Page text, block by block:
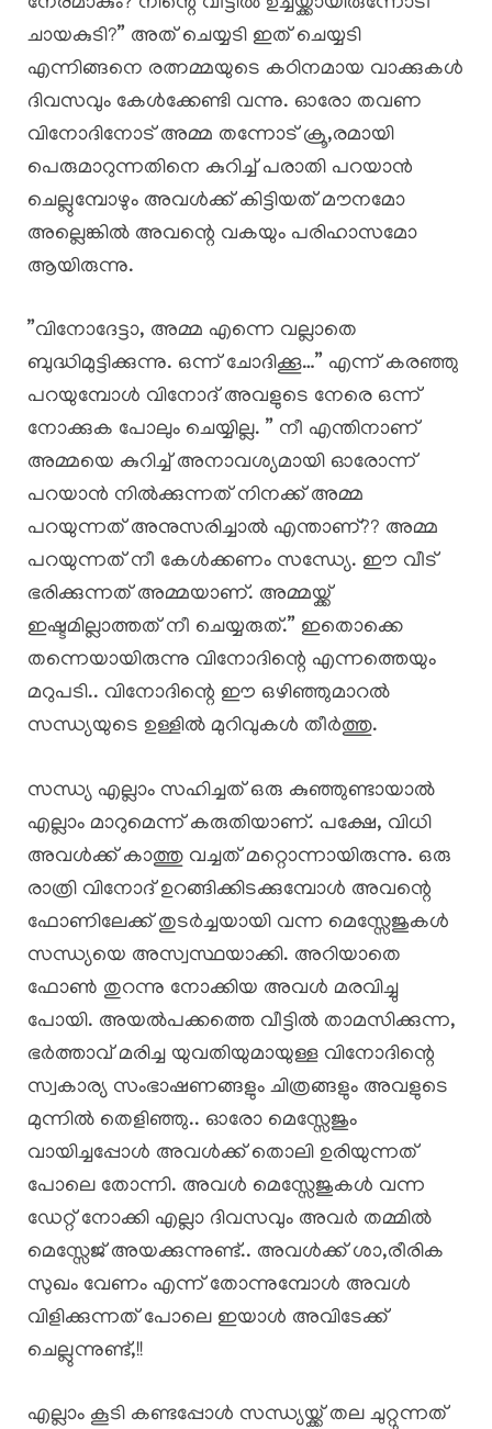
ചായകുടി?” അത് ചെയ്യടി ഇത് ചെയ്യടി
എന്നിങ്ങനെ രത്നമ്മയുടെ കഠിനമായ വാക്കുകൾ
ദിവസവും കേൾക്കേണ്ടി വന്നു. ഓരോ തവണ
വിനോദിനോട് അമ്മ തന്നോട് ക്രൂ,രമായി
പെരുമാറുന്നതിനെ കുറിച്ച് പരാതി പറയാൻ
ചെല്ലുമ്പോഴും അവൾക്ക് കിട്ടിയത് മൗനമോ
അല്ലെങ്കിൽ അവന്റെ വകയും പരിഹാസമോ
ആയിരുന്നു.
​”വിനോദേട്ടാ, അമ്മ എന്നെ വല്ലാതെ
ബുദ്ധിമുട്ടിക്കുന്നു. ഒന്ന് ചോദിക്കൂ…” എന്ന് കരഞ്ഞു
പറയുമ്പോൾ വിനോദ് അവളുടെ നേരെ ഒന്ന്
നോക്കുക പോലും ചെയ്യില്ല. ” നീ എന്തിനാണ്
അമ്മയെ കുറിച്ച് അനാവശ്യമായി ഓരോന്ന്
പറയാൻ നിൽക്കുന്നത് നിനക്ക് അമ്മ
പറയുന്നത് അനുസരിച്ചാൽ എന്താണ്?? അമ്മ
പറയുന്നത് നീ കേൾക്കണം സന്ധ്യേ. ഈ വീട്
ഭരിക്കുന്നത് അമ്മയാണ്. അമ്മയ്ക്ക്
ഇഷ്ടമില്ലാത്തത് നീ ചെയ്യരുത്.” ഇതൊക്കെ
തന്നെയായിരുന്നു വിനോദിന്റെ എന്നത്തെയും
മറുപടി.. വിനോദിന്റെ ഈ ഒഴിഞ്ഞുമാറൽ
സന്ധ്യയുടെ ഉള്ളിൽ മുറിവുകൾ തീർത്തു.
​സന്ധ്യ എല്ലാം സഹിച്ചത് ഒരു കുഞ്ഞുണ്ടായാൽ
എല്ലാം മാറുമെന്ന് കരുതിയാണ്. പക്ഷേ, വിധി
അവൾക്ക് കാത്തു വച്ചത് മറ്റൊന്നായിരുന്നു. ഒരു
രാത്രി വിനോദ് ഉറങ്ങിക്കിടക്കുമ്പോൾ അവന്റെ
ഫോണിലേക്ക് തുടർച്ചയായി വന്ന മെസ്സേജുകൾ
സന്ധ്യയെ അസ്വസ്ഥയാക്കി. അറിയാതെ
ഫോൺ തുറന്നു നോക്കിയ അവൾ മരവിച്ചു
പോയി. അയൽപക്കത്തെ വീട്ടിൽ താമസിക്കുന്ന,
ഭർത്താവ് മരിച്ച യുവതിയുമായുള്ള വിനോദിന്റെ
സ്വകാര്യ സംഭാഷണങ്ങളും ചിത്രങ്ങളും അവളുടെ
മുന്നിൽ തെളിഞ്ഞു.. ഓരോ മെസ്സേജും
വായിച്ചപ്പോൾ അവൾക്ക് തൊലി ഉരിയുന്നത്
പോലെ തോന്നി. അവൾ മെസ്സേജുകൾ വന്ന
ഡേറ്റ് നോക്കി എല്ലാ ദിവസവും അവർ തമ്മിൽ
മെസ്സേജ് അയക്കുന്നുണ്ട്.. അവൾക്ക് ശാ,രീരിക
സുഖം വേണം എന്ന് തോന്നുമ്പോൾ അവൾ
വിളിക്കുന്നത് പോലെ ഇയാൾ അവിടേക്ക്
ചെല്ലുന്നുണ്ട്,!!
എല്ലാം കൂടി കണ്ടപ്പോൾ സന്ധ്യയ്ക്ക് തല ചുറ്റുന്നത്